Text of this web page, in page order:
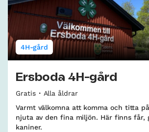
4H-gård
Ersboda 4H-gård
Gratis
Alla åldrar
Varmt välkomna att komma och titta
njuta av den fina miljön. Här finns får,
kaniner.